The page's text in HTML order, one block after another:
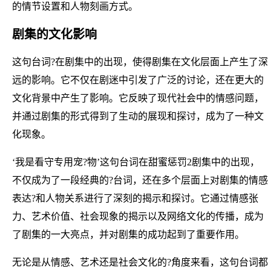
的情节设置和人物刻画方式。
剧集的文化影响
这句台词?在剧集中的出现，使得剧集在文化层面上产生了深
远的影响。它不仅在剧迷中引发了广泛的讨论，还在更大的
文化背景中产生了影响。它反映了现代社会中的情感问题，
并通过剧集的形式得到了生动的展现和探讨，成为了一种文
化现象。
‘我是看守专用宠?物’这句台词在甜蜜惩罚2剧集中的出现，
不仅成为了一段经典的?台词，还在多个层面上对剧集的情感
表达?和人物关系进行了深刻的揭示和探讨。它通过情感张
力、艺术价值、社会现象的揭示以及网络文化的传播，成为
了剧集的一大亮点，并对剧集的成功起到了重要作用。
无论是从情感、艺术还是社会文化的?角度来看，这句台词都